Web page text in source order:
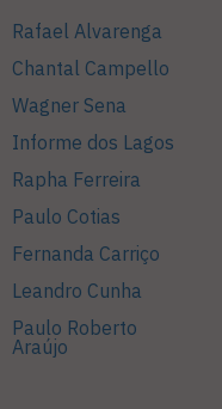
Rafael Alvarenga
Chantal Campello
Wagner Sena
Informe dos Lagos
Rapha Ferreira
Paulo Cotias
Fernanda Carriço
Leandro Cunha
Paulo Roberto
Araújo